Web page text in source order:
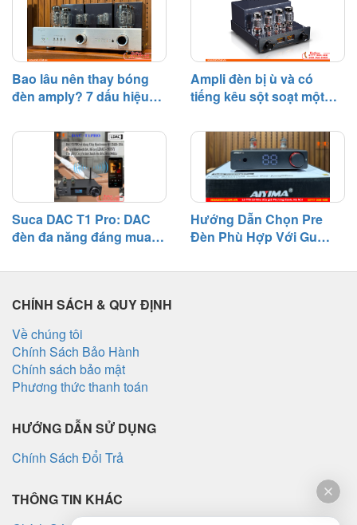
Bao lâu nên thay bóng
đèn amply? 7 dấu hiệu
Ampli đèn bị ù và có
tiếng kêu sột soạt một
cách khắc phục
Suca DAC T1 Pro: DAC
đèn đa năng đáng mua
Hướng Dẫn Chọn Pre
Đèn Phù Hợp Với Gu
CHÍNH SÁCH & QUY ĐỊNH
Về chúng tôi
Chính Sách Bảo Hành
Chính sách bảo mật
Phương thức thanh toán
HƯỚNG DẪN SỬ DỤNG
Chính Sách Đổi Trả
THÔNG TIN KHÁC